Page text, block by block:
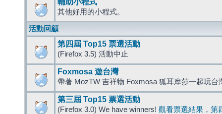
輔助小程式
其他好用的小程式。
活動回顧
第四屆 Top15 票選活動
(Firefox 3.5) 活動中止
Foxmosa 遊台灣
帶著 MozTW 吉祥物 Foxmosa 狐耳摩莎一起玩台
第三屆 Top15 票選活動
(Firefox 3.0) We have winners! 觀看票選結果 ， 第